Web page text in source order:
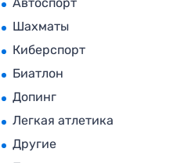
Автоспорт
Шахматы
Киберспорт
Биатлон
Допинг
Легкая атлетика
Другие